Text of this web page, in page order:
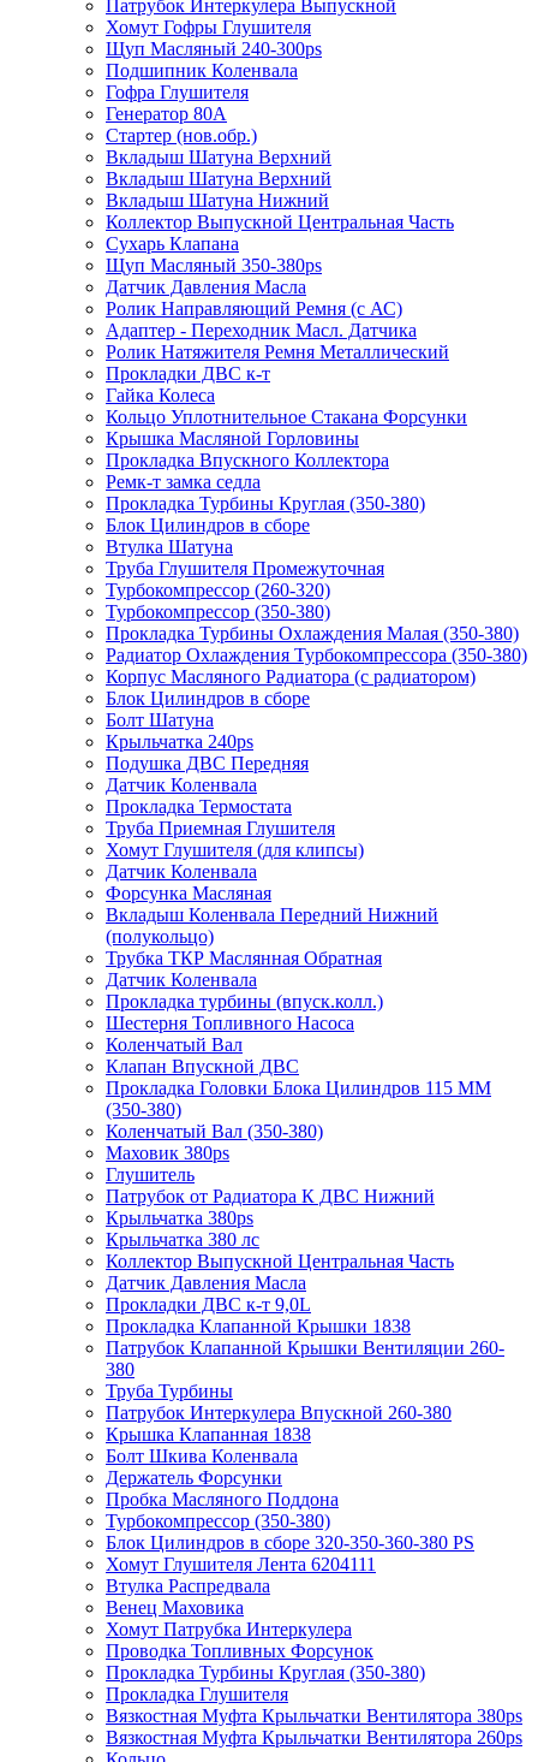
Патрубок Интеркулера Выпускной
Хомут Гофры Глушителя
Щуп Масляный 240-300ps
Подшипник Коленвала
Гофра Глушителя
Генератор 80A
Стартер (нов.обр.)
Вкладыш Шатуна Верхний
Вкладыш Шатуна Верхний
Вкладыш Шатуна Нижний
Коллектор Выпускной Центральная Часть
Сухарь Клапана
Щуп Масляный 350-380ps
Датчик Давления Масла
Ролик Направляющий Ремня (с АС)
Адаптер - Переходник Масл. Датчика
Ролик Натяжителя Ремня Металлический
Прокладки ДВС к-т
Гайка Колеса
Кольцо Уплотнительное Стакана Форсунки
Крышка Масляной Горловины
Прокладка Впускного Коллектора
Ремк-т замка седла
Прокладка Турбины Круглая (350-380)
Блок Цилиндров в сборе
Втулка Шатуна
Труба Глушителя Промежуточная
Турбокомпрессор (260-320)
Турбокомпрессор (350-380)
Прокладка Турбины Охлаждения Малая (350-380)
Радиатор Охлаждения Турбокомпрессора (350-380)
Корпус Масляного Радиатора (с радиатором)
Блок Цилиндров в сборе
Болт Шатуна
Крыльчатка 240ps
Подушка ДВС Передняя
Датчик Коленвала
Прокладка Термостата
Труба Приемная Глушителя
Хомут Глушителя (для клипсы)
Датчик Коленвала
Форсунка Масляная
Вкладыш Коленвала Передний Нижний
(полукольцо)
Трубка ТКР Маслянная Обратная
Датчик Коленвала
Прокладка турбины (впуск.колл.)
Шестерня Топливного Насоса
Коленчатый Вал
Клапан Впускной ДВС
Прокладка Головки Блока Цилиндров 115 ММ
(350-380)
Коленчатый Вал (350-380)
Маховик 380ps
Глушитель
Патрубок от Радиатора К ДВС Нижний
Крыльчатка 380ps
Крыльчатка 380 лс
Коллектор Выпускной Центральная Часть
Датчик Давления Масла
Прокладки ДВС к-т 9,0L
Прокладка Клапанной Крышки 1838
Патрубок Клапанной Крышки Вентиляции 260-
380
Труба Турбины
Патрубок Интеркулера Впускной 260-380
Крышка Клапанная 1838
Болт Шкива Коленвала
Держатель Форсунки
Пробка Масляного Поддона
Турбокомпрессор (350-380)
Блок Цилиндров в сборе 320-350-360-380 PS
Хомут Глушителя Лента 6204111
Втулка Распредвала
Венец Маховика
Хомут Патрубка Интеркулера
Проводка Топливных Форсунок
Прокладка Турбины Круглая (350-380)
Прокладка Глушителя
Вязкостная Муфта Крыльчатки Вентилятора 380ps
Вязкостная Муфта Крыльчатки Вентилятора 260ps